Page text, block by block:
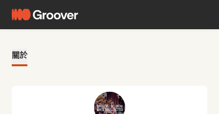
關於